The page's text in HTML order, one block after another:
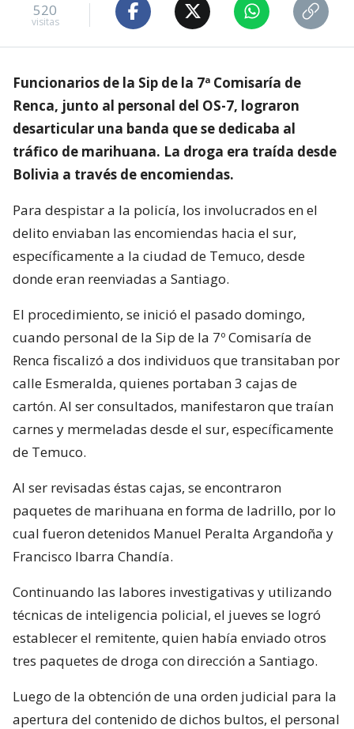
520
visitas
Funcionarios de la Sip de la 7ª Comisaría de
Renca, junto al personal del OS-7, lograron
desarticular una banda que se dedicaba al
tráfico de marihuana. La droga era traída desde
Bolivia a través de encomiendas.
Para despistar a la policía, los involucrados en el
delito enviaban las encomiendas hacia el sur,
específicamente a la ciudad de Temuco, desde
donde eran reenviadas a Santiago.
El procedimiento, se inició el pasado domingo,
cuando personal de la Sip de la 7º Comisaría de
Renca fiscalizó a dos individuos que transitaban por
calle Esmeralda, quienes portaban 3 cajas de
cartón. Al ser consultados, manifestaron que traían
carnes y mermeladas desde el sur, específicamente
de Temuco.
Al ser revisadas éstas cajas, se encontraron
paquetes de marihuana en forma de ladrillo, por lo
cual fueron detenidos Manuel Peralta Argandoña y
Francisco Ibarra Chandía.
Continuando las labores investigativas y utilizando
técnicas de inteligencia policial, el jueves se logró
establecer el remitente, quien había enviado otros
tres paquetes de droga con dirección a Santiago.
Luego de la obtención de una orden judicial para la
apertura del contenido de dichos bultos, el personal